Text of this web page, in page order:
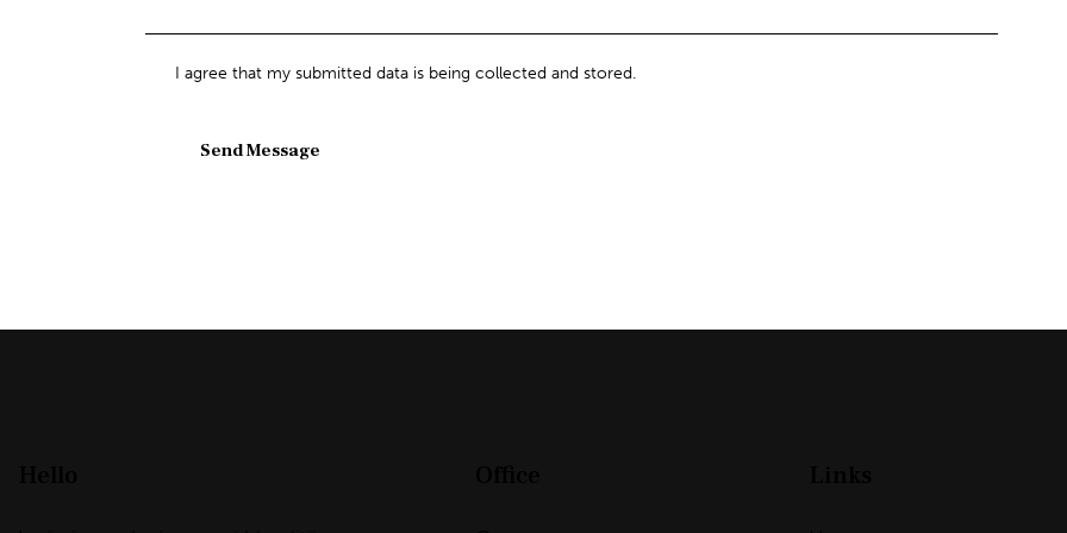
I agree that my submitted data is being collected and stored.
Send Message